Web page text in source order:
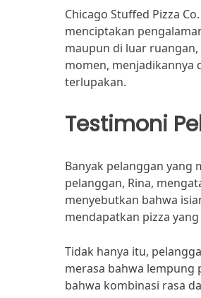
Chicago Stuffed Pizza
menciptakan
maupun di luar
momen, menjadikannya
terlupakan.
Testimoni
Banyak pelanggan yang
pelanggan, Rina,
menyebutkan bahwa
mendapatkan pizza
Tidak hanya itu,
merasa bahwa lempung
bahwa kombinasi rasa